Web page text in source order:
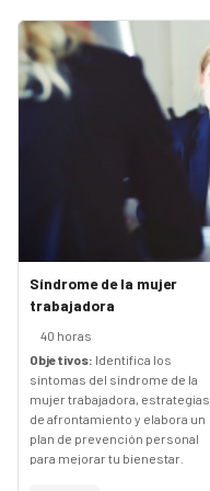
Síndrome de la mujer
trabajadora
40 horas
Objetivos: Identifica los
síntomas del síndrome de la
mujer trabajadora, estrategias
de afrontamiento y elabora un
plan de prevención personal
para mejorar tu bienestar.